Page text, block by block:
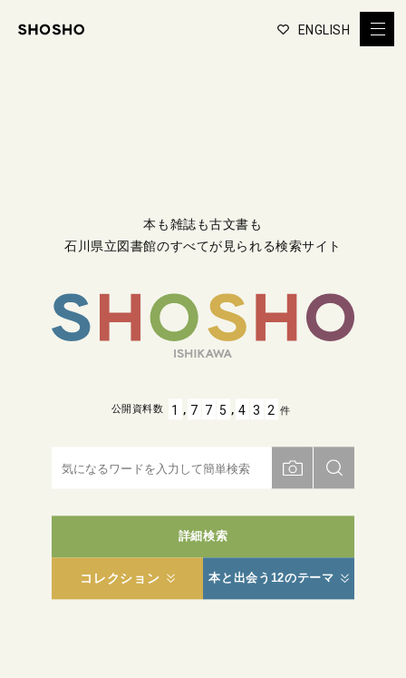
ENGLISH
本も雑誌も古文書も
石川県立図書館のすべてが見られる検索サイト
詳細検索
コレクション 本と出会う12のテーマ
公開資料数 1 , 7 7 5 , 4 3 2 件